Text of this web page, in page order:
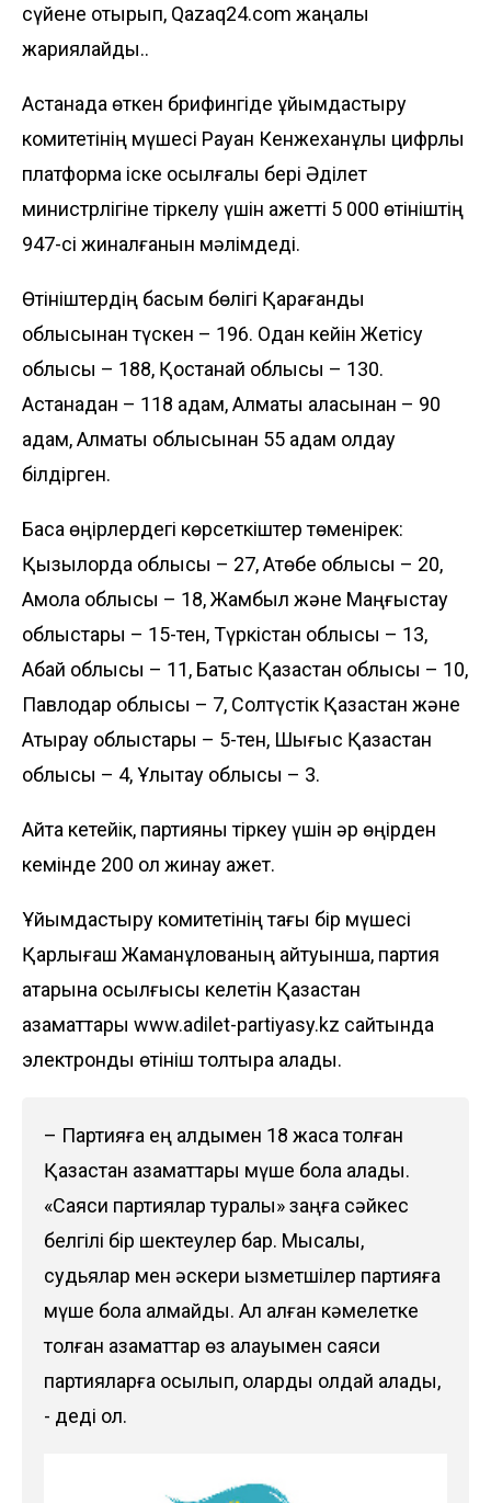
сүйене отырып, Qazaq24.com жаңалық
жариялайды..
Астанада өткен брифингіде ұйымдастыру
комитетінің мүшесі Рауан Кенжеханұлы цифрлық
платформа іске қосылғалы бері Әділет
министрлігіне тіркелу үшін қажетті 5 000 өтініштің
947-сі жиналғанын мәлімдеді.
Өтініштердің басым бөлігі Қарағанды
облысынан түскен – 196. Одан кейін Жетісу
облысы – 188, Қостанай облысы – 130.
Астанадан – 118 адам, Алматы қаласынан – 90
адам, Алматы облысынан 55 адам қолдау
білдірген.
Басқа өңірлердегі көрсеткіштер төменірек:
Қызылорда облысы – 27, Ақтөбе облысы – 20,
Ақмола облысы – 18, Жамбыл және Маңғыстау
облыстары – 15-тен, Түркістан облысы – 13,
Абай облысы – 11, Батыс Қазақстан облысы – 10,
Павлодар облысы – 7, Солтүстік Қазақстан және
Атырау облыстары – 5-тен, Шығыс Қазақстан
облысы – 4, Ұлытау облысы – 3.
Айта кетейік, партияны тіркеу үшін әр өңірден
кемінде 200 қол жинау қажет.
Ұйымдастыру комитетінің тағы бір мүшесі
Қарлығаш Жаманқұлованың айтуынша, партия
қатарына қосылғысы келетін Қазақстан
азаматтары www.adilet-partiyasy.kz сайтында
электронды өтініш толтыра алады.
– Партияға ең алдымен 18 жасқа толған
Қазақстан азаматтары мүше бола алады.
«Саяси партиялар туралы» заңға сәйкес
белгілі бір шектеулер бар. Мысалы,
судьялар мен әскери қызметшілер партияға
мүше бола алмайды. Ал қалған кәмелетке
толған азаматтар өз қалауымен саяси
партияларға қосылып, оларды қолдай алады,
- деді ол.